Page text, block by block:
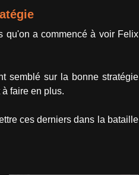
qu'on a commencé à voir Felix
semblé sur la bonne stratégie
faire en plus.
ces derniers dans la bataille